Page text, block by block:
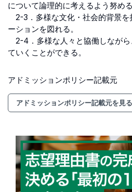
について論理的に考えるよう努める
2-3．多様な文化・社会的背景を
ーションを図れる。
2-4．多様な人々と協働しながら
ていくことができる。
アドミッションポリシー記載元
アドミッションポリシー記載元を見る